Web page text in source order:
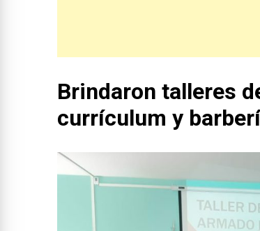
Brindaron talleres
currículum y